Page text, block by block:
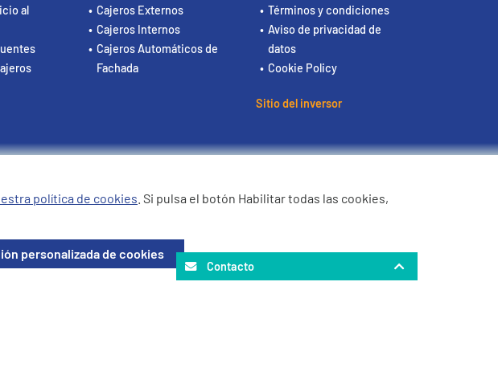
al
Cajeros Externos
Cajeros Internos
Cajeros Automáticos de
Fachada
Términos y condiciones
Aviso de privacidad de
datos
Cookie Policy
Sitio del inversor
política de cookies . Si pulsa el botón Habilitar todas las cookies,
personalizada de cookies
Contacto